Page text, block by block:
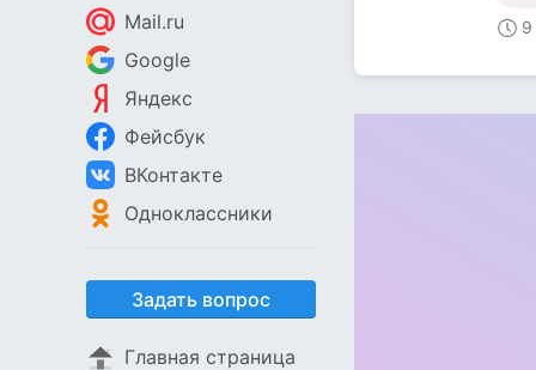
Mail.ru
Google
Яндекс
Фейсбук
ВКонтакте
Одноклассники
Задать вопрос
Главная страница
9